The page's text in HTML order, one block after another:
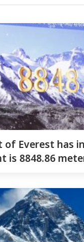
of Everest has
is 8848.86